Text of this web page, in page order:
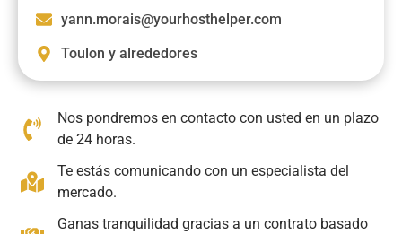
yann.morais@yourhosthelper.com
Toulon y alrededores
Nos pondremos en contacto con usted en un plazo
de 24 horas.
Te estás comunicando con un especialista del
mercado.
Ganas tranquilidad gracias a un contrato basado